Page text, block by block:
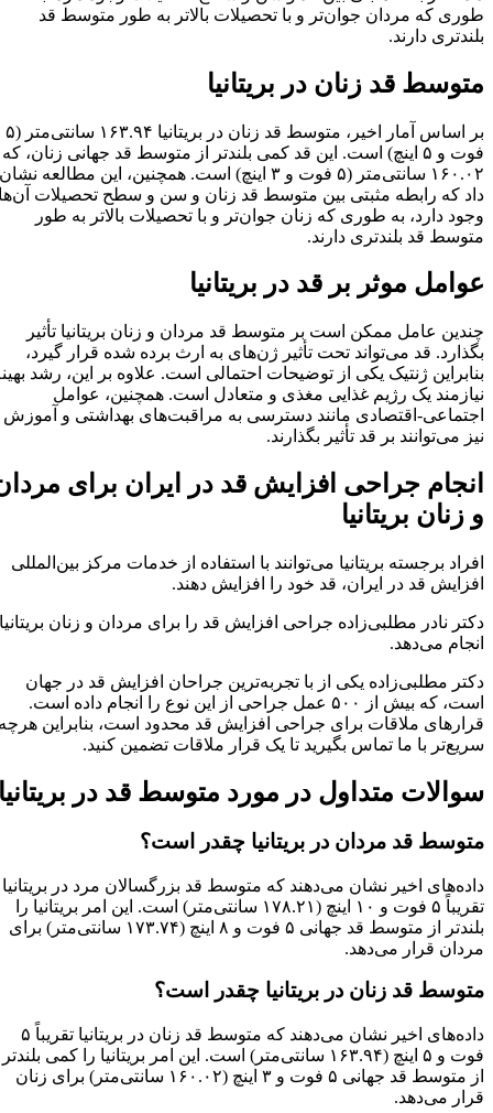
طوری که مردان جوان‌تر و با تحصیلات بالاتر به طور متوسط قد
بلندتری دارند.
متوسط قد زنان در بریتانیا
بر اساس آمار اخیر، متوسط قد زنان در بریتانیا ۱۶۳.۹۴ سانتی‌متر (۵
فوت و ۵ اینچ) است. این قد کمی بلندتر از متوسط قد جهانی زنان، که
۱۶۰.۰۲ سانتی‌متر (۵ فوت و ۳ اینچ) است. همچنین، این مطالعه نشان
داد که رابطه مثبتی بین متوسط قد زنان و سن و سطح تحصیلات آن‌ها
وجود دارد، به طوری که زنان جوان‌تر و با تحصیلات بالاتر به طور
متوسط قد بلندتری دارند.
عوامل موثر بر قد در بریتانیا
چندین عامل ممکن است بر متوسط قد مردان و زنان بریتانیا تأثیر
بگذارد. قد می‌تواند تحت تأثیر ژن‌های به ارث برده شده قرار گیرد،
بنابراین ژنتیک یکی از توضیحات احتمالی است. علاوه بر این، رشد بهینه
نیازمند یک رژیم غذایی مغذی و متعادل است. همچنین، عوامل
اجتماعی-اقتصادی مانند دسترسی به مراقبت‌های بهداشتی و آموزش
نیز می‌توانند بر قد تأثیر بگذارند.
انجام جراحی افزایش قد در ایران برای مردان
و زنان بریتانیا
افراد برجسته بریتانیا می‌توانند با استفاده از خدمات مرکز بین‌المللی
افزایش قد در ایران، قد خود را افزایش دهند.
دکتر نادر مطلبی‌زاده جراحی افزایش قد را برای مردان و زنان بریتانیا
انجام می‌دهد.
دکتر مطلبی‌زاده یکی از با تجربه‌ترین جراحان افزایش قد در جهان
است، که بیش از ۵۰۰ عمل جراحی از این نوع را انجام داده است.
قرارهای ملاقات برای جراحی افزایش قد محدود است، بنابراین هرچه
سریع‌تر با ما تماس بگیرید تا یک قرار ملاقات تضمین کنید.
سوالات متداول در مورد متوسط قد در بریتانیا
متوسط قد مردان در بریتانیا چقدر است؟
داده‌های اخیر نشان می‌دهند که متوسط قد بزرگسالان مرد در بریتانیا
تقریباً ۵ فوت و ۱۰ اینچ (۱۷۸.۲۱ سانتی‌متر) است. این امر بریتانیا را
بلندتر از متوسط قد جهانی ۵ فوت و ۸ اینچ (۱۷۳.۷۴ سانتی‌متر) برای
مردان قرار می‌دهد.
متوسط قد زنان در بریتانیا چقدر است؟
داده‌های اخیر نشان می‌دهند که متوسط قد زنان در بریتانیا تقریباً ۵
فوت و ۵ اینچ (۱۶۳.۹۴ سانتی‌متر) است. این امر بریتانیا را کمی بلندتر
از متوسط قد جهانی ۵ فوت و ۳ اینچ (۱۶۰.۰۲ سانتی‌متر) برای زنان
قرار می‌دهد.